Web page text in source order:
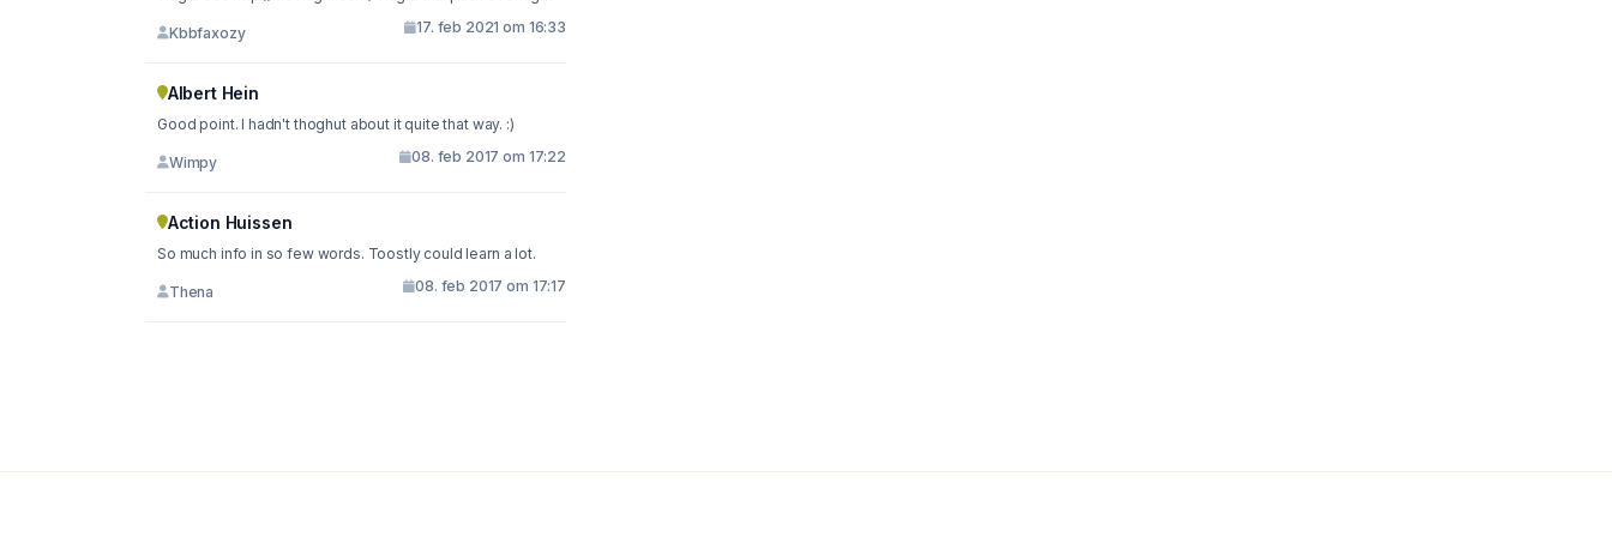
Kbbfaxozy 17. feb 2021 om 16:33
Albert Hein
Good point. I hadn't thoghut about it quite that way. :)
Wimpy 08. feb 2017 om 17:22
Action Huissen
So much info in so few words. Toostly could learn a lot.
Thena 08. feb 2017 om 17:17